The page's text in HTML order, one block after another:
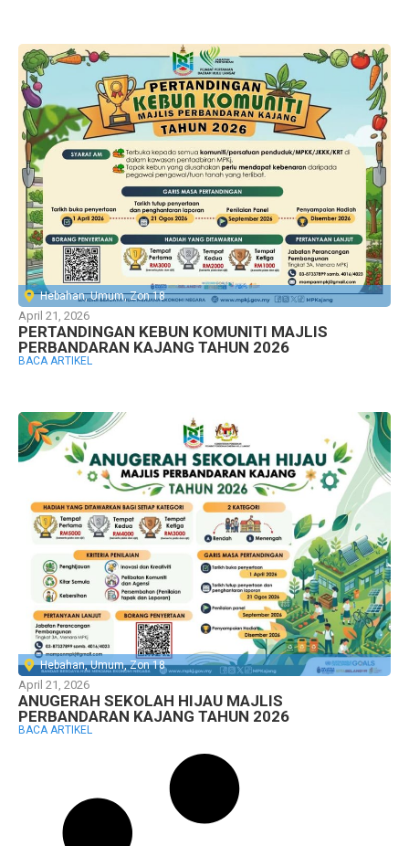
Hebahan,Umum,Zon 18
April 21, 2026
PERTANDINGAN KEBUN KOMUNITI MAJLIS
PERBANDARAN KAJANG TAHUN 2026
BACA ARTIKEL
Hebahan,Umum,Zon 18
April 21, 2026
ANUGERAH SEKOLAH HIJAU MAJLIS
PERBANDARAN KAJANG TAHUN 2026
BACA ARTIKEL